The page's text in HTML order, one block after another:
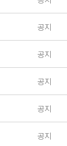
공지
공지
공지
공지
공지